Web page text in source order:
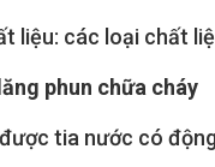
liệu: các loại chất
phun chữa cháy
tia nước có